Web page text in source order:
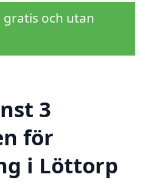
gratis och utan
3
för
i Löttorp